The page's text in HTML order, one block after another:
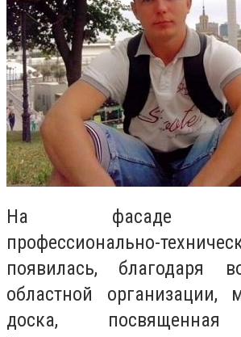
На фасаде
профессионально-
появилась, благодаря
областной организации,
доска, посвященная